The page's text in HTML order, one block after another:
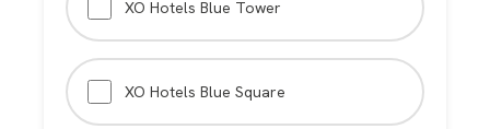
XO Hotels Blue Tower
XO Hotels Blue Square